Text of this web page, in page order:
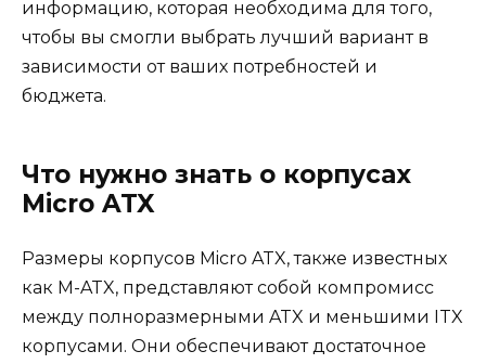
информацию, которая необходима для того,
чтобы вы смогли выбрать лучший вариант в
зависимости от ваших потребностей и
бюджета.
Что нужно знать о корпусах
Micro ATX
Размеры корпусов Micro ATX, также известных
как M-ATX, представляют собой компромисс
между полноразмерными ATX и меньшими ITX
корпусами. Они обеспечивают достаточное